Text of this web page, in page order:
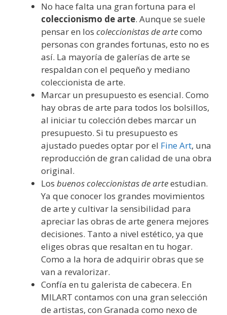
No hace falta una gran fortuna para el
coleccionismo de arte. Aunque se suele
pensar en los coleccionistas de artecomo
personas con grandes fortunas, esto no es
así. La mayoría de galerías de arte se
respaldan con el pequeño y mediano
coleccionista de arte.
Marcar un presupuesto es esencial. Como
hay obras de arte para todos los bolsillos,
al iniciar tu colección debes marcar un
presupuesto. Si tu presupuesto es
ajustado puedes optar por el Fine Art, una
reproducción de gran calidad de una obra
original.
Los buenos coleccionistas de arteestudian.
Ya que conocer los grandes movimientos
de arte y cultivar la sensibilidad para
apreciar las obras de arte genera mejores
decisiones. Tanto a nivel estético, ya que
eliges obras que resaltan en tu hogar.
Como a la hora de adquirir obras que se
van a revalorizar.
Confía en tu galerista de cabecera. En
MILART contamos con una gran selección
de artistas, con Granada como nexo de